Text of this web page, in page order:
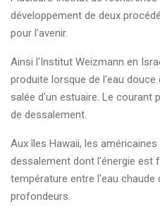
développement de deux
pour l'avenir.
Ainsi l'Institut Weizmann en
produite lorsque de l'eau douce
salée d'un estuaire. Le courant
de dessalement.
Aux îles Hawaii, les
dessalement dont l'énergie est
température entre l'eau
profondeurs.